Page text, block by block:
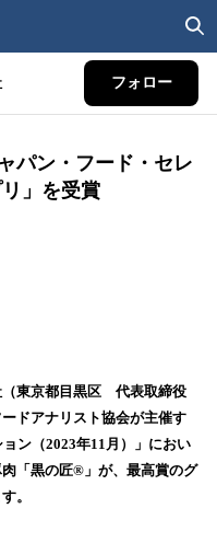
フォロー
パン・フード・セレ
」を受賞
（東京都目黒区 代表取締役
ドアナリスト協会が主催す
ン（2023年11月）」におい
「黒の匠®」が、最高賞のグ
。